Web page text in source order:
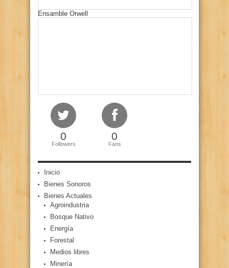
Ensamble Orwell
0
Followers
0
Fans
Inicio
Bienes Sonoros
Bienes Actuales
Agroindustria
Bosque Nativo
Energía
Forestal
Medios libres
Minería